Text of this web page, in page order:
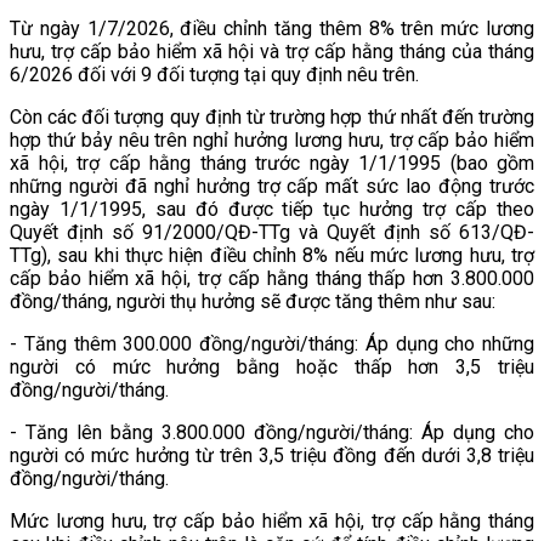
Từ ngày 1/7/2026, điều chỉnh tăng thêm 8% trên mức lương
hưu, trợ cấp bảo hiểm xã hội và trợ cấp hằng tháng của tháng
6/2026 đối với 9 đối tượng tại quy định nêu trên.
Còn các đối tượng quy định từ trường hợp thứ nhất đến trường
hợp thứ bảy nêu trên nghỉ hưởng lương hưu, trợ cấp bảo hiểm
xã hội, trợ cấp hằng tháng trước ngày 1/1/1995 (bao gồm
những người đã nghỉ hưởng trợ cấp mất sức lao động trước
ngày 1/1/1995, sau đó được tiếp tục hưởng trợ cấp theo
Quyết định số 91/2000/QĐ-TTg và Quyết định số 613/QĐ-
TTg), sau khi thực hiện điều chỉnh 8% nếu mức lương hưu, trợ
cấp bảo hiểm xã hội, trợ cấp hằng tháng thấp hơn 3.800.000
đồng/tháng, người thụ hưởng sẽ được tăng thêm như sau:
- Tăng thêm 300.000 đồng/người/tháng: Áp dụng cho những
người có mức hưởng bằng hoặc thấp hơn 3,5 triệu
đồng/người/tháng.
- Tăng lên bằng 3.800.000 đồng/người/tháng: Áp dụng cho
người có mức hưởng từ trên 3,5 triệu đồng đến dưới 3,8 triệu
đồng/người/tháng.
Mức lương hưu, trợ cấp bảo hiểm xã hội, trợ cấp hằng tháng